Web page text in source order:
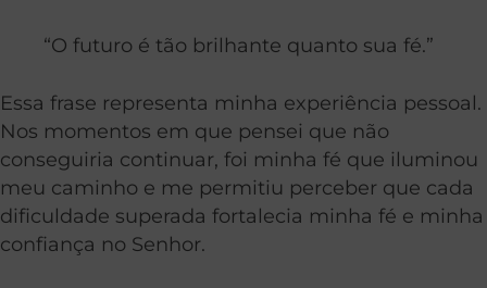
“O futuro é tão brilhante quanto sua fé.”
Essa frase representa minha experiência pessoal.
Nos momentos em que pensei que não
conseguiria continuar, foi minha fé que iluminou
meu caminho e me permitiu perceber que cada
dificuldade superada fortalecia minha fé e minha
confiança no Senhor.